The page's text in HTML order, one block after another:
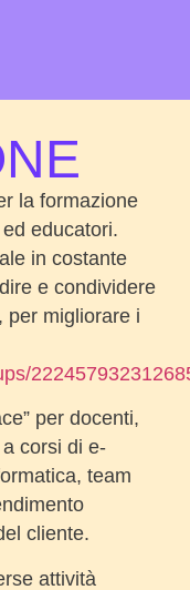
la formazione
educatori.
in costante
e condividere
per migliorare i
per docenti,
corsi di e-
team
cliente.
attività